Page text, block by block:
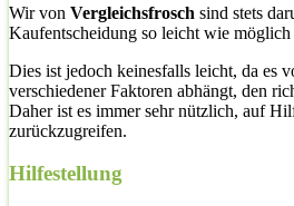
Wir von Vergleichsfrosch sind stets
Kaufentscheidung so leicht wie möglich
Dies ist jedoch keinesfalls leicht, da es
verschiedener Faktoren abhängt, den
Daher ist es immer sehr nützlich, auf
zurückzugreifen.
Hilfestellung